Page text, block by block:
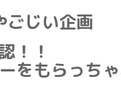
ごじい企画
！！
をもらっち